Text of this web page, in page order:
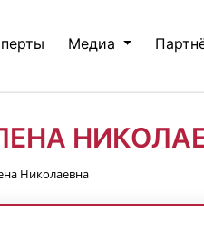
Медиа
Николаевна